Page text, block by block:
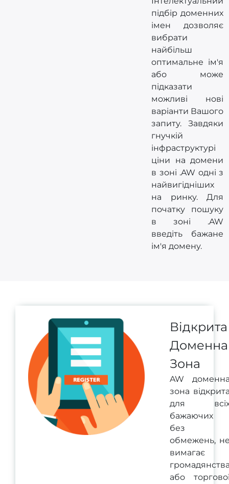
підбір доменних
імен дозволяє
вибрати
найбільш
оптимальне ім'я
або може
підказати
можливі нові
варіанти Вашого
запиту. Завдяки
гнучкій
інфраструктурі
ціни на домени
в зоні .AW одні з
найвигідніших
на ринку. Для
початку пошуку
в зоні .AW
введіть бажане
ім'я домену.
Відкрита
Доменна
Зона
AW
зона
для
бажаючих
без
обмежень,
вимагає
або